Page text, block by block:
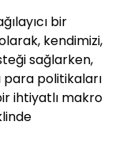
bir
kendimizi,
sağlarken,
para politikaları
ihtiyatlı makro